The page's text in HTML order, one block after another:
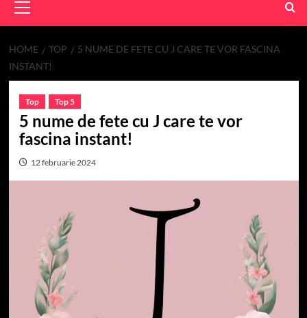
Menu
HOME TOP
5 NUME DE FETE CU J CARE TE VOR FASCINA
INSTANT!
Top Top 5
5 nume de fete cu J care te vor
fascina instant!
12 februarie 2024